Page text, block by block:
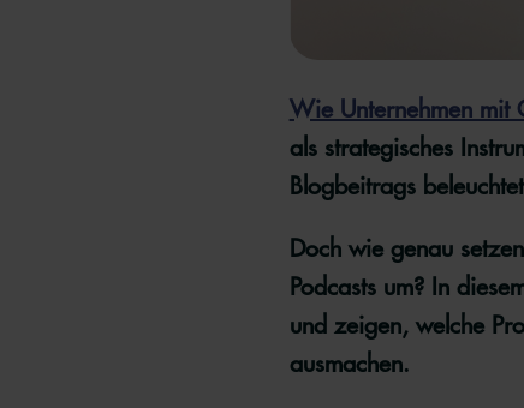
Wie Unternehmen mit
als strategisches
Blogbeitrags
Doch wie genau
Podcasts um? In
und zeigen, welche
ausmachen.